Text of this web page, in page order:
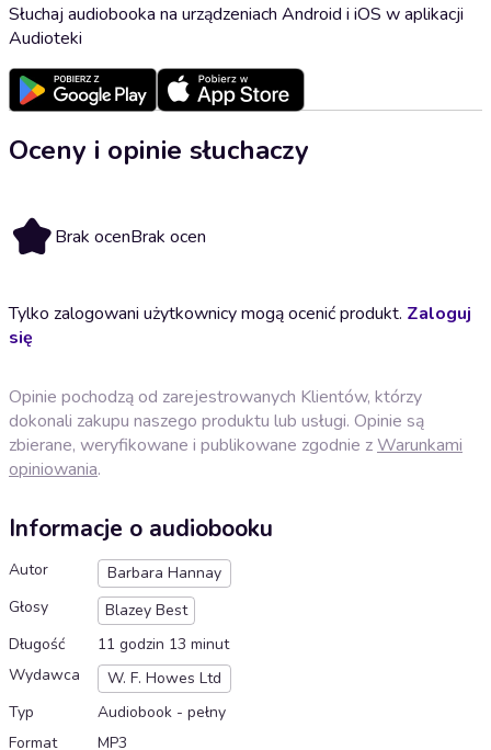
Słuchaj audiobooka na urządzeniach Android i iOS w aplikacji
Audioteki
Oceny i opinie słuchaczy
Brak ocenBrak ocen
Tylko zalogowani użytkownicy mogą ocenić produkt. Zaloguj
się
Opinie pochodzą od zarejestrowanych Klientów, którzy
dokonali zakupu naszego produktu lub usługi. Opinie są
zbierane, weryfikowane i publikowane zgodnie zWarunkami
opiniowania.
Informacje o audiobooku
Autor
Barbara Hannay
Głosy
Blazey Best
Długość
11 godzin 13 minut
Wydawca
W. F. Howes Ltd
Typ
Audiobook - pełny
Format
MP3